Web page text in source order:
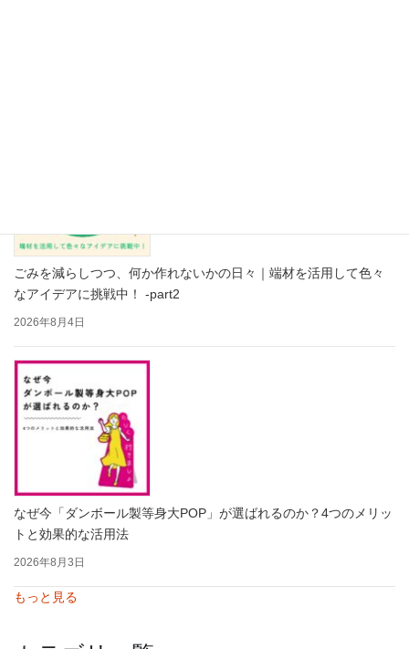
ごみを減らしつつ、何か作れないかの日々｜端材を活用して色々
なアイデアに挑戦中！ -part2
2026年8月4日
なぜ今「ダンボール製等身大POP」が選ばれるのか？4つのメリッ
トと効果的な活用法
2026年8月3日
もっと見る